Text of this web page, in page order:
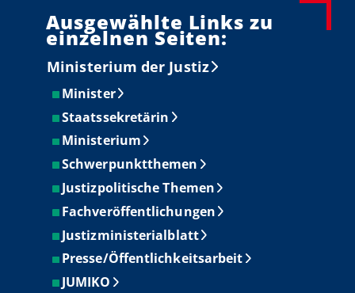
Ausgewählte Links zu
einzelnen Seiten:
Ministerium der Justiz
Minister
Staatssekretärin
Ministerium
Schwerpunktthemen
Justizpolitische Themen
Fachveröffentlichungen
Justizministerialblatt
Presse/Öffentlichkeitsarbeit
JUMIKO